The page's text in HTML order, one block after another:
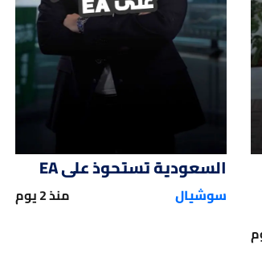
01:12
السعودية تستحوذ على EA
سوشيال منذ 2 يوم